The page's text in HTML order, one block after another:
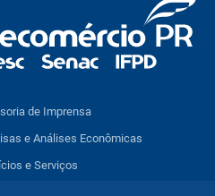
de Imprensa
e Análises Econômicas
e Serviços